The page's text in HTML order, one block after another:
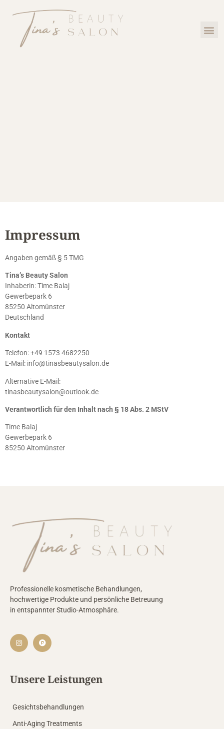
Impressum
Angaben gemäß § 5 TMG
Tina’s Beauty Salon
Inhaberin: Time Balaj
Gewerbepark 6
85250 Altomünster
Deutschland
Kontakt
Telefon: +49 1573 4682250
E-Mail: info@tinasbeautysalon.de
Alternative E-Mail:
tinasbeautysalon@outlook.de
Verantwortlich für den Inhalt nach § 18 Abs. 2 MStV
Time Balaj
Gewerbepark 6
85250 Altomünster
Professionelle kosmetische Behandlungen,
hochwertige Produkte und persönliche Betreuung
in entspannter Studio-Atmosphäre.
Unsere Leistungen
Gesichtsbehandlungen
Anti-Aging Treatments